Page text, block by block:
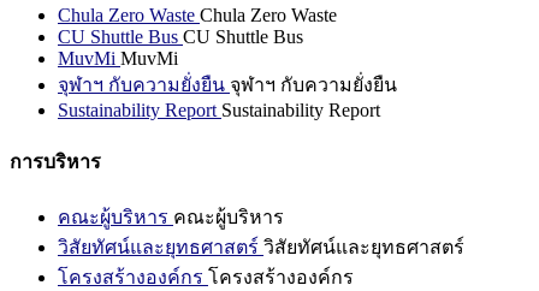
Chula Zero Waste Chula Zero Waste
CU Shuttle Bus CU Shuttle Bus
MuvMi MuvMi
จุฬาฯ กับความยั่งยืน จุฬาฯ กับความยั่งยืน
Sustainability Report Sustainability Report
การบริหาร
คณะผู้บริหาร คณะผู้บริหาร
วิสัยทัศน์และยุทธศาสตร์ วิสัยทัศน์และยุทธศาสตร์
โครงสร้างองค์กร โครงสร้างองค์กร